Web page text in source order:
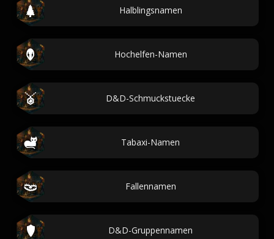
Halblingsnamen
Hochelfen-Namen
D&D-Schmuckstuecke
Tabaxi-Namen
Fallennamen
D&D-Gruppennamen